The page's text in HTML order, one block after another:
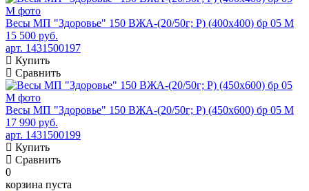
Весы МП "Здоровье" 150 ВЖА-(20/50г; Р) (400х400) бр 05 М
15 500 руб.
арт. 1431500197
Купить
Сравнить
Весы МП "Здоровье" 150 ВЖА-(20/50г; Р) (450х600) бр 05 М
17 990 руб.
арт. 1431500199
Купить
Сравнить
0
корзина пуста